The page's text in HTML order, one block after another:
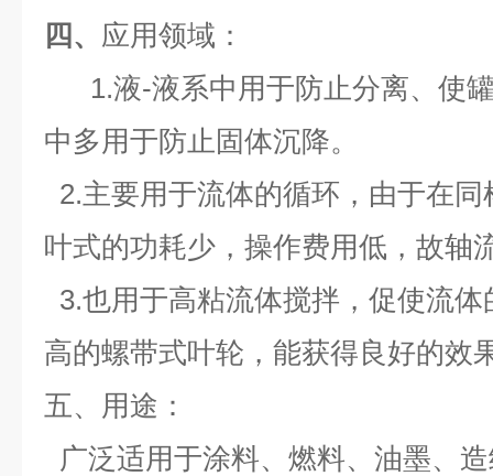
四、 应用领域：
1.液-液系中用于防止分离、使
中多用于防止固体沉降。
2.主要用于流体的循环，由于在
叶式的功耗少，操作费用低，故轴
3.也用于高粘流体搅拌，促使流
高的螺带式叶轮，能获得良好的效
五、用途 ：
广泛适用于涂料、燃料、油墨、